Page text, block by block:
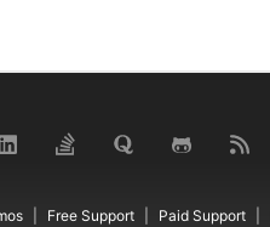
Free Support Paid Support